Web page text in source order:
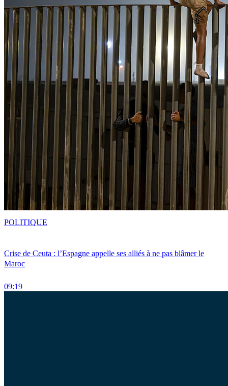
Crise de Ceuta : l’Espagne appelle ses alliés à ne pas blâmer le
Maroc
09:19
POLITIQUE